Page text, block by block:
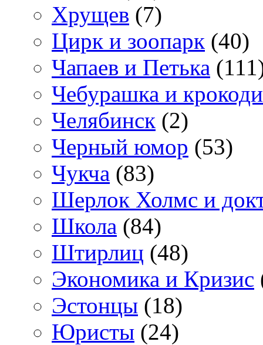
Хрущев (7)
Цирк и зоопарк (40)
Чапаев и Петька
Чебурашка и
Челябинск (2)
Черный юмор (53)
Чукча (83)
Шерлок Холмс и
Школа (84)
Штирлиц (48)
Экономика и Кризис
Эстонцы (18)
Юристы (24)